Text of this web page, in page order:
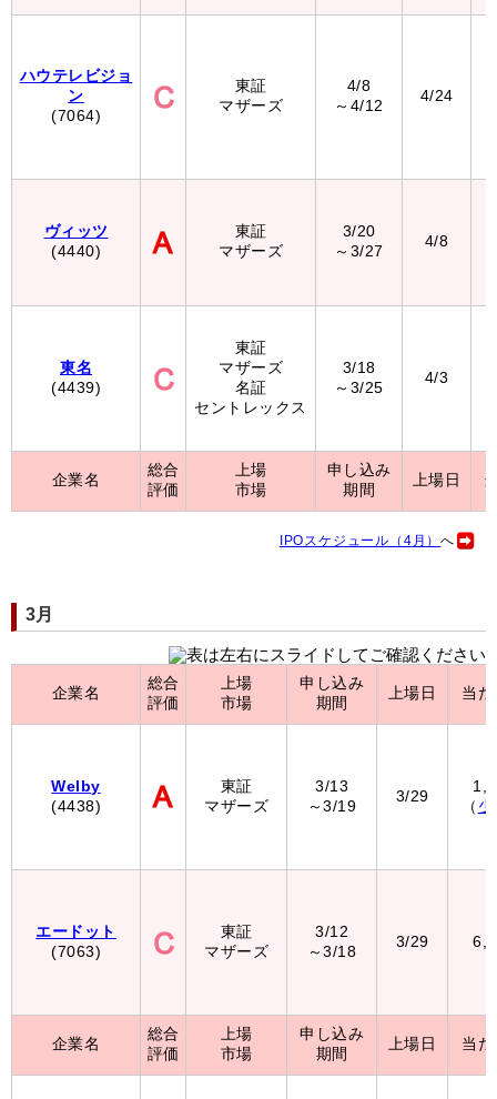
ハウテレビジョ
ン
(7064)
ヴィッツ
(4440)
東名
(4439)
企業名
東証
マザーズ
4/8
～4/12
4/24
東証
マザーズ
3/20
～3/27
4/8
東証
マザーズ
名証
セントレックス
3/18
～3/25
4/3
総合
評価
上場
市場
申し込み
期間
上場日
IPOスケジュール（4月）へ
3月
企業名
Welby
(4438)
エードット
(7063)
企業名
総合
評価
上場
市場
申し込み
期間
上場日 当
東証
マザーズ
3/13
～3/19
3/29
（
東証
マザーズ
3/12
～3/18
3/29
総合
評価
上場
市場
申し込み
期間
上場日 当